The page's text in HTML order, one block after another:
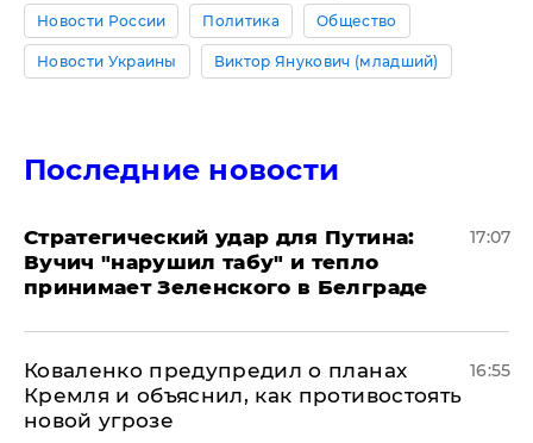
Новости России Политика Общество
Новости Украины Виктор Янукович (младший)
Последние новости
Стратегический удар для Путина:
Вучич "нарушил табу" и тепло
принимает Зеленского в Белграде
17:07
Коваленко предупредил о планах
Кремля и объяснил, как противостоять
новой угрозе
16:55